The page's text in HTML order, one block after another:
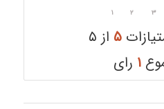
۱ ۲ ۳
۵ از ۵
۱ رای